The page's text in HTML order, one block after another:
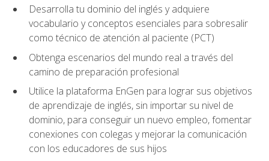
Desarrolla tu dominio del inglés y adquiere
vocabulario y conceptos esenciales para sobresalir
como técnico de atención al paciente (PCT)
Obtenga escenarios del mundo real a través del
camino de preparación profesional
Utilice la plataforma EnGen para lograr sus objetivos
de aprendizaje de inglés, sin importar su nivel de
dominio, para conseguir un nuevo empleo, fomentar
conexiones con colegas y mejorar la comunicación
con los educadores de sus hijos